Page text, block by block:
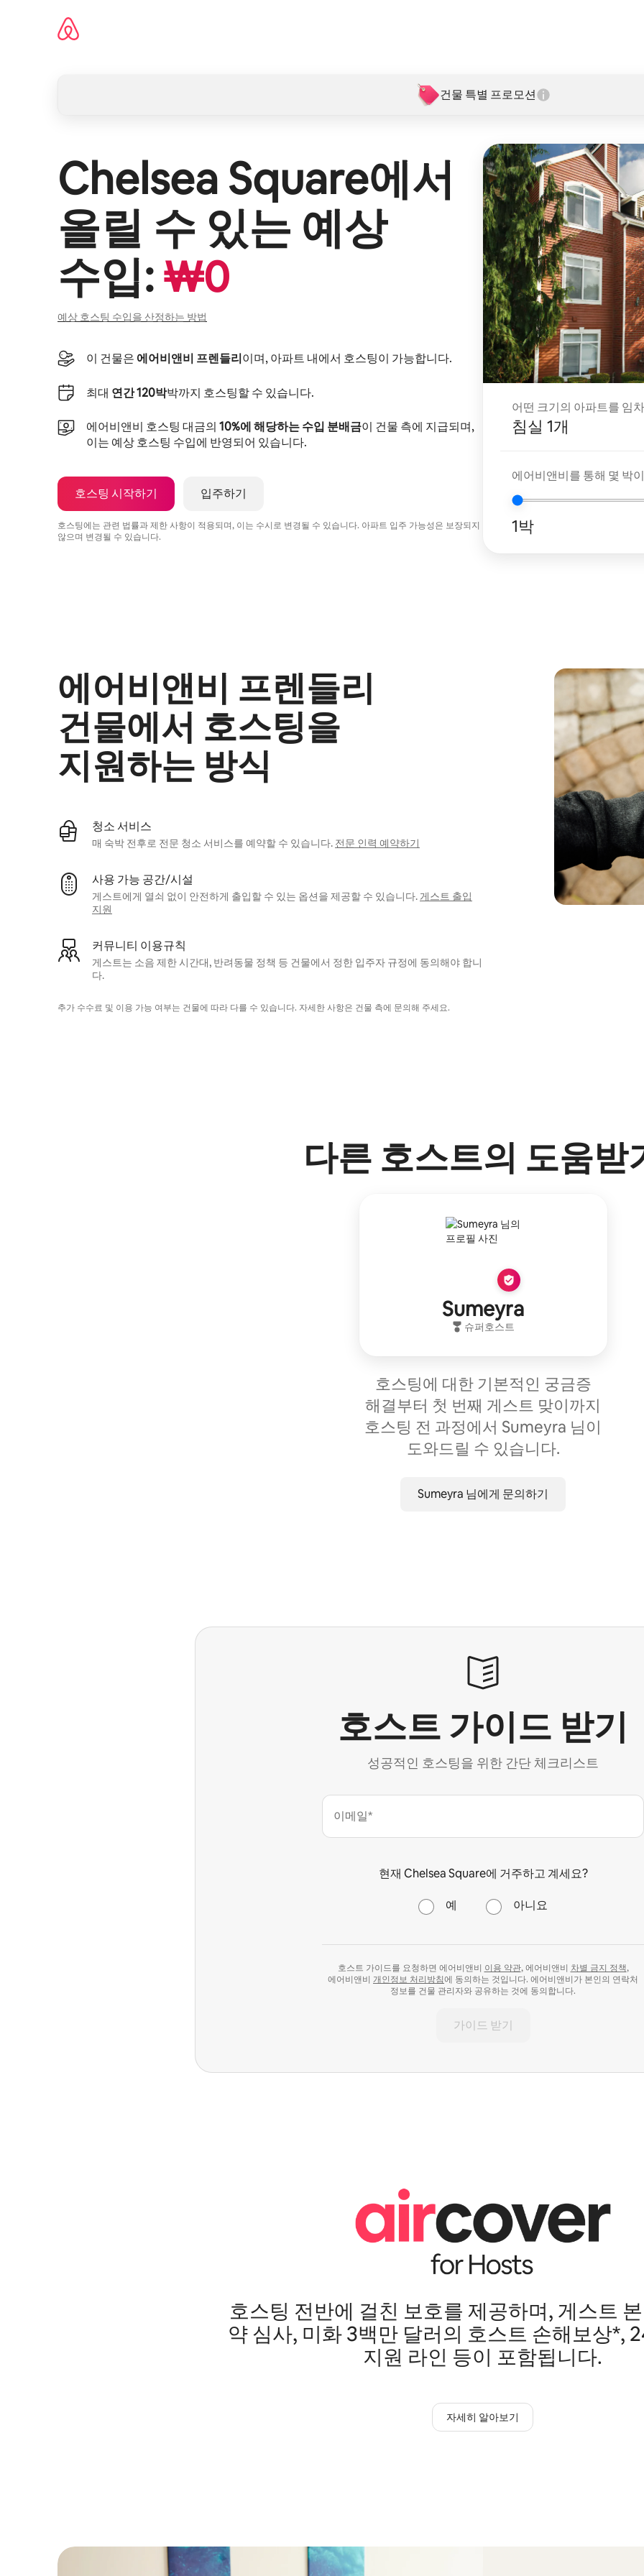
건물 특별 프로모션
Chelsea Square에서
올릴 수 있는 예상
수입:₩0
예상 호스팅 수입을 산정하는 방법
이 건물은 에어비앤비 프렌들리이며, 아파트 내에서 호스팅이 가능합니다.
최대 연간 120박박까지 호스팅할 수 있습니다.
에어비앤비 호스팅 대금의 10%에 해당하는 수입 분배금이 건물 측에 지급되며,
이는 예상 호스팅 수입에 반영되어 있습니다.
호스팅 시작하기 입주하기
호스팅에는 관련 법률과 제한 사항이 적용되며, 이는 수시로 변경될 수 있습니다. 아파트 입주 가능성은 보장되지
않으며 변경될 수 있습니다.
어떤 크기의 아파트를 임
침실 1개
에어비앤비를 통해 몇 박
1박
에어비앤비 프렌들리
건물에서 호스팅을
지원하는 방식
청소 서비스
매 숙박 전후로 전문 청소 서비스를 예약할 수 있습니다. 전문 인력 예약하기
사용 가능 공간/시설
게스트에게 열쇠 없이 안전하게 출입할 수 있는 옵션을 제공할 수 있습니다. 게스트 출입
지원
커뮤니티 이용규칙
게스트는 소음 제한 시간대, 반려동물 정책 등 건물에서 정한 입주자 규정에 동의해야 합니
다.
추가 수수료 및 이용 가능 여부는 건물에 따라 다를 수 있습니다. 자세한 사항은 건물 측에 문의해 주세요.
다른 호스트의 도움받
Sumeyra
슈퍼호스트
호스팅에 대한 기본적인 궁금증
해결부터 첫 번째 게스트 맞이까지
호스팅 전 과정에서 Sumeyra 님이
도와드릴 수 있습니다.
Sumeyra 님에게 문의하기
호스트 가이드 받기
성공적인 호스팅을 위한 간단 체크리스트
이메일*
현재 Chelsea Square에 거주하고 계세요?
예 아니요
호스트 가이드를 요청하면 에어비앤비 이용 약관, 에어비앤비 차별 금지 정책,
에어비앤비 개인정보 처리방침에 동의하는 것입니다. 에어비앤비가 본인의 연락처
정보를 건물 관리자와 공유하는 것에 동의합니다.
가이드 받기
호스팅 전반에 걸친 보호를 제공하며, 게스트
약 심사, 미화 3백만 달러의 호스트 손해보상*,
지원 라인 등이 포함됩니다.
자세히 알아보기